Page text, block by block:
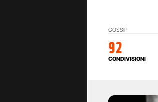
GOSSIP
92
CONDIVISIONI